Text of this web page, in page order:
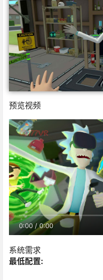
预览视频
0:00/0:00
系统需求
最低配置: